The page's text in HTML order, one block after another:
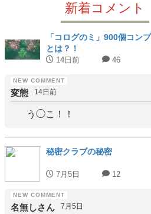
新着コメント
「コログのミ」900個コン
とは？！
14日前 46
変態 14日前
う◯こ！！
秘密クラブの秘密
7月5日 12
名無しさん 7月5日